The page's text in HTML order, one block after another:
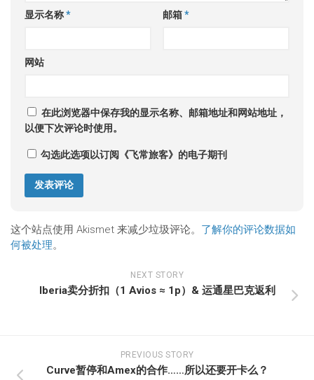
显示名称* 邮箱*
网站
在此浏览器中保存我的显示名称、邮箱地址和网站地址，
以便下次评论时使用。
勾选此选项以订阅《飞常旅客》的电子期刊
这个站点使用 Akismet 来减少垃圾评论。 了解你的评论数据如
何被处理。
NEXT STORY
Iberia卖分折扣（1 Avios ≈ 1p）& 运通星巴克返利
PREVIOUS STORY
Curve暂停和Amex的合作……所以还要开卡么？